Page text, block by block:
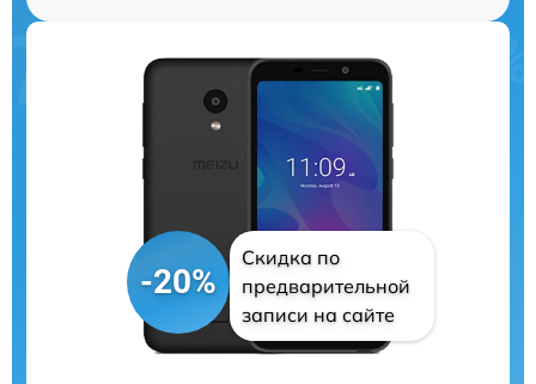
-20%
Скидка по
предварительной
записи на сайте